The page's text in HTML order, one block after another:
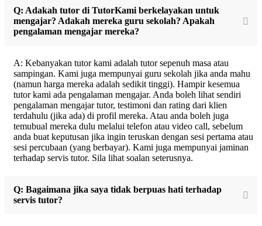
Q: Adakah tutor di TutorKami berkelayakan untuk
mengajar? Adakah mereka guru sekolah? Apakah
pengalaman mengajar mereka?
A: Kebanyakan tutor kami adalah tutor sepenuh masa atau
sampingan. Kami juga mempunyai guru sekolah jika anda mahu
(namun harga mereka adalah sedikit tinggi). Hampir kesemua
tutor kami ada pengalaman mengajar. Anda boleh lihat sendiri
pengalaman mengajar tutor, testimoni dan rating dari klien
terdahulu (jika ada) di profil mereka. Atau anda boleh juga
temubual mereka dulu melalui telefon atau video call, sebelum
anda buat keputusan jika ingin teruskan dengan sesi pertama atau
sesi percubaan (yang berbayar). Kami juga mempunyai jaminan
terhadap servis tutor. Sila lihat soalan seterusnya.
Q: Bagaimana jika saya tidak berpuas hati terhadap
servis tutor?